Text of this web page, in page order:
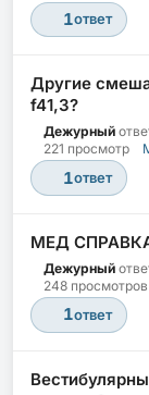
1ответ
Другие
f41,3?
Дежурный
221 просмотр
1ответ
МЕД
Дежурный
248 просмотров
1ответ